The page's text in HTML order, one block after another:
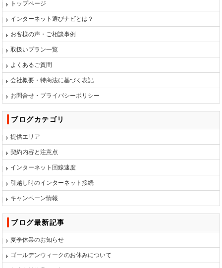
トップページ
インターネット選びナビとは？
お客様の声・ご相談事例
取扱いプラン一覧
よくあるご質問
会社概要・特商法に基づく表記
お問合せ・プライバシーポリシー
ブログカテゴリ
提供エリア
契約内容と注意点
インターネット回線速度
引越し時のインターネット接続
キャンペーン情報
ブログ最新記事
夏季休業のお知らせ
ゴールデンウィークのお休みについて